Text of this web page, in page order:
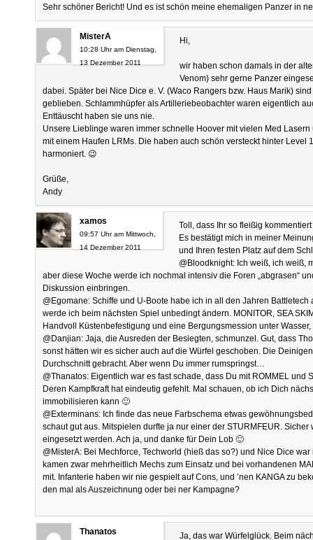
Sehr schöner Bericht! Und es ist schön meine ehemaligen Panzer in
MisterA
10:28 Uhr am Dienstag,
13 Dezember 2011
Hi,
wir haben schon damals in der
Venom) sehr gerne Panzer
dabei. Später bei Nice Dice e. V. (Waco Rangers bzw. Haus Marik)
geblieben. Schlammhüpfer als Artilleriebeobachter waren eigentlich
Enttäuscht haben sie uns nie.
Unsere Lieblinge waren immer schnelle Hoover mit vielen Med
mit einem Haufen LRMs. Die haben auch schön versteckt hinter Level
harmoniert. 😉
Grüße,
Andy
xamos
09:57 Uhr am Mittwoch,
14 Dezember 2011
Toll, dass Ihr so fleißig
Es bestätigt mich in meiner
und Ihren festen Platz auf dem
@Bloodknight: Ich weiß, ich weiß,
aber diese Woche werde ich nochmal intensiv die Foren „abgrasen“
Diskussion einbringen.
@Egomane: Schiffe und U-Boote habe ich in all den Jahren
werde ich beim nächsten Spiel unbedingt ändern. MONITOR, SEA
Handvoll Küstenbefestigung und eine Bergungsmession unter
@Danjian: Jaja, die Ausreden der Besiegten, schmunzel. Gut, dass
sonst hätten wir es sicher auch auf die Würfel geschoben. Die
Durchschnitt gebracht. Aber wenn Du immer rumspringst…
@Thanatos: Eigentlich war es fast schade, dass Du mit ROMMEL und
Deren Kampfkraft hat eindeutig gefehlt. Mal schauen, ob ich Dich
immobilisieren kann 🙂
@Exterminans: Ich finde das neue Farbschema etwas
schaut gut aus. Mitspielen durfte ja nur einer der STURMFEUR.
eingesetzt werden. Ach ja, und danke für Dein Lob 🙂
@MisterA: Bei Mechforce, Techworld (hieß das so?) und Nice Dice
kamen zwar mehrheitlich Mechs zum Einsatz und bei vorhandenen
mit. Infanterie haben wir nie gespielt auf Cons, und ’nen KANGA zu
den mal als Auszeichnung oder bei ner Kampagne?
Thanatos Ja, das war Würfelglück. Beim